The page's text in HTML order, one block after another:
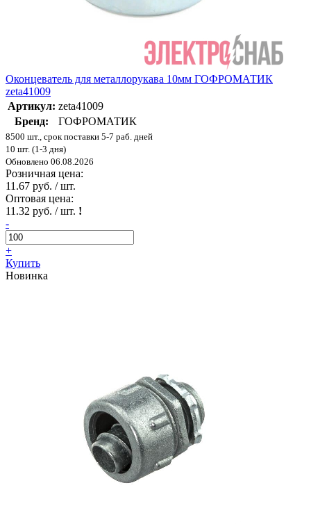
Оконцеватель для металлорукава 10мм ГОФРОМАТИК
zeta41009
Артикул: zeta41009
Бренд:
ГОФРОМАТИК
8500 шт., срок поставки 5-7 раб. дней
10 шт. (1-3 дня)
Обновлено 06.08.2026
Розничная цена:
11.67 руб. / шт.
Оптовая цена:
11.32 руб. / шт. !
-
+
Купить
Новинка